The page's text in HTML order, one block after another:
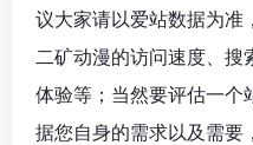
议大家请以爱站数据为准
二矿动漫的访问速度、搜
体验等；当然要评估一个
据您自身的需求以及需要